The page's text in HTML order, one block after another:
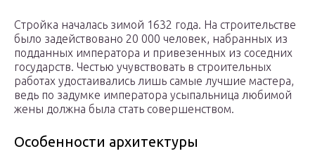
Стройка началась зимой 1632 года. На строительстве
было задействовано 20 000 человек, набранных из
подданных императора и привезенных из соседних
государств. Честью учувствовать в строительных
работах удостаивались лишь самые лучшие мастера,
ведь по задумке императора усыпальница любимой
жены должна была стать совершенством.
Особенности архитектуры